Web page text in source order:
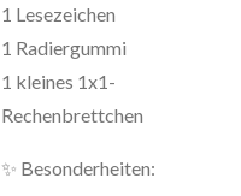
1 Lesezeichen
1 Radiergummi
1 kleines 1x1-
Rechenbrettchen
✨ Besonderheiten: